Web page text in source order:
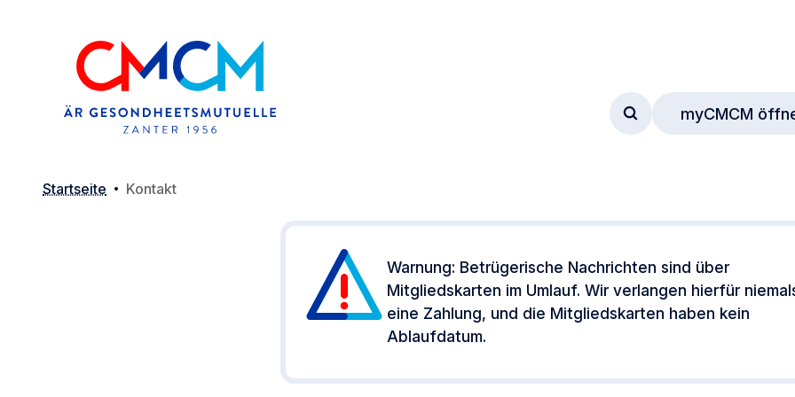
Zum Suchformular
myCMCM
Startseite Kontakt
Warnung: Betrügerische Nachrichten sind über
Mitgliedskarten im Umlauf. Wir verlangen hierfür
eine Zahlung, und die Mitgliedskarten haben kein
Ablaufdatum.